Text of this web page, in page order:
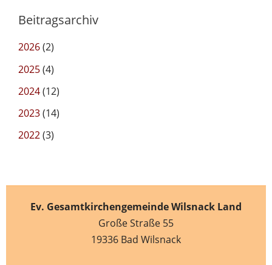
Beitragsarchiv
2026(2)
2025(4)
2024(12)
2023(14)
2022(3)
Ev. Gesamtkirchengemeinde Wilsnack Land
Große Straße 55
19336 Bad Wilsnack